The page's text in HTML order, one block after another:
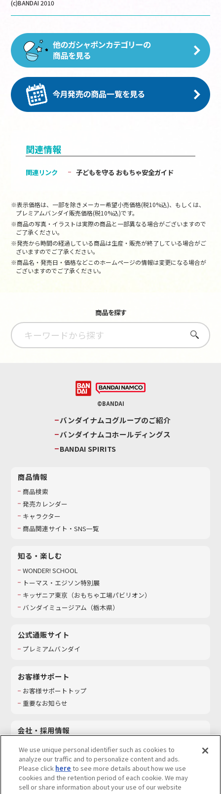
(c)BANDAI 2010
関連情報
関連リンク 子どもを守る おもちゃ安全ガイド
※表示価格は、一部を除きメーカー希望小売価格(税10%込)、もしくは、
プレミアムバンダイ販売価格(税10%込)です。
※商品の写真・イラストは実際の商品と一部異なる場合がございますので
ご了承ください。
※発売から時間の経過している商品は生産・販売が終了している場合がご
ざいますのでご了承ください。
※商品名・発売日・価格などこのホームページの情報は変更になる場合が
ございますのでご了承ください。
商品を探す
さがす
©BANDAI
バンダイナムコグループのご紹介
バンダイナムコホールディングス
BANDAI SPIRITS
商品情報
商品検索
発売カレンダー
キャラクター
商品関連サイト・SNS一覧
知る・楽しむ
WONDER! SCHOOL
トーマス・エジソン特別展
キッザニア東京（おもちゃ工場パビリオン）​
バンダイミュージアム（栃木県）
公式通販サイト
プレミアムバンダイ
お客様サポート
お客様サポートトップ
重要なお知らせ
会社・採用情報
採用情報
サステナビリティ
お問い合わせ
We use unique personal identifier such as cookies to
analyze our traffic and to personalize content and ads.
Please click here to see more details about how we use
cookies and the retention period of each cookie. We may
sell or share information about your use of our website